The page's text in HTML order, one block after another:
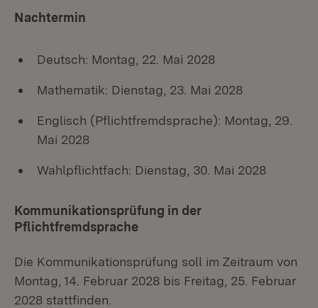
Nachtermin
Deutsch: Montag, 22. Mai 2028
Mathematik: Dienstag, 23. Mai 2028
Englisch (Pflichtfremdsprache): Montag, 29.
Mai 2028
Wahlpflichtfach: Dienstag, 30. Mai 2028
Kommunikationsprüfung in der
Pflichtfremdsprache
Die Kommunikationsprüfung soll im Zeitraum von
Montag, 14. Februar 2028 bis Freitag, 25. Februar
2028 stattfinden.